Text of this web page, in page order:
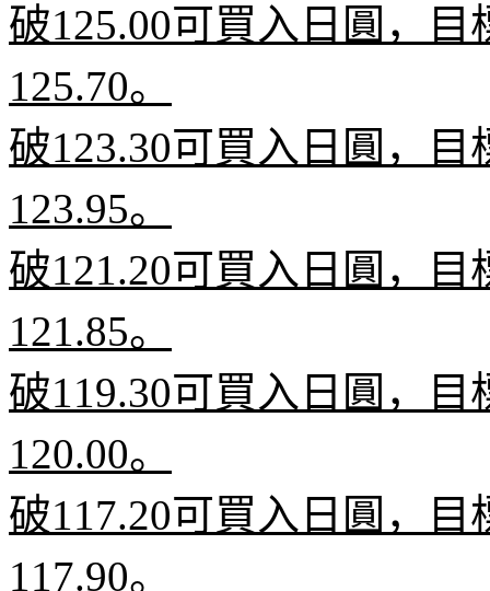
破125.00可買入日圓，目
125.70。
破123.30可買入日圓，目
123.95。
破121.20可買入日圓，目
121.85。
破119.30可買入日圓，目
120.00。
破117.20可買入日圓，目
117.90。